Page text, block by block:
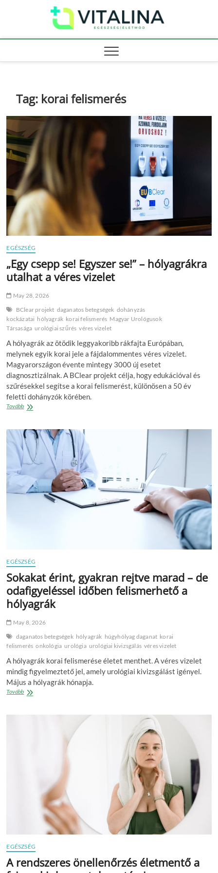
Tag: korai felismerés
EGÉSZSÉG
„Egy csepp se! Egyszer se!” – hólyagrákra
utalhat a véres vizelet
May 28, 2026
BClear projekt daganatos betegségek dohányzás
kockázatai hólyagrák korai felismerés Magyar Urológusok
Társasága urológiai szűrés véres vizelet
A hólyagrák az ötödik leggyakoribb rákfajta Európában,
melynek egyik korai jele a fájdalommentes véres vizelet.
Magyarországon évente mintegy 3000 új esetet
diagnosztizálnak. A BClear projekt célja, hogy edukációval és
szűrésekkel segítse a korai felismerést, különösen a 50 év
feletti dohányzók körében.
Tovább„Egy
Egyszer
se!”
–
hólyagrákra
utalhat
a
véres
vizelet
EGÉSZSÉG
Sokakat érint, gyakran rejtve marad – de
odafigyeléssel időben felismerhető a
hólyagrák
May 8, 2026
daganatos betegségek hólyagrák húgyhólyag daganat korai
felismerés onkológia urológia urológiai kivizsgálás véres vizelet
A hólyagrák korai felismerése életet menthet. A véres vizelet
mindig figyelmeztető jel, amely urológiai kivizsgálást igényel.
Május a hólyagrák hónapja.
TovábbSokakat
EGÉSZSÉG
A rendszeres önellenőrzés életmentő a